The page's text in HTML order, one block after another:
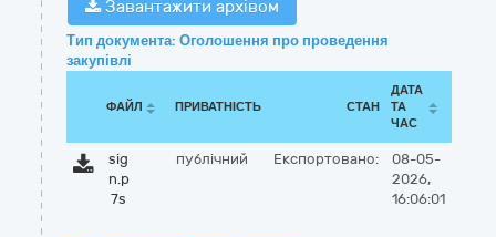
Завантажити архівом
Тип документа: Оголошення про проведення
закупівлі
ФАЙЛ ПРИВАТНІСТЬ СТАН
ДАТА
ТА
ЧАС
sig
n.p
7s
публічний Експортовано:
08-05-
2026,
16:06:01